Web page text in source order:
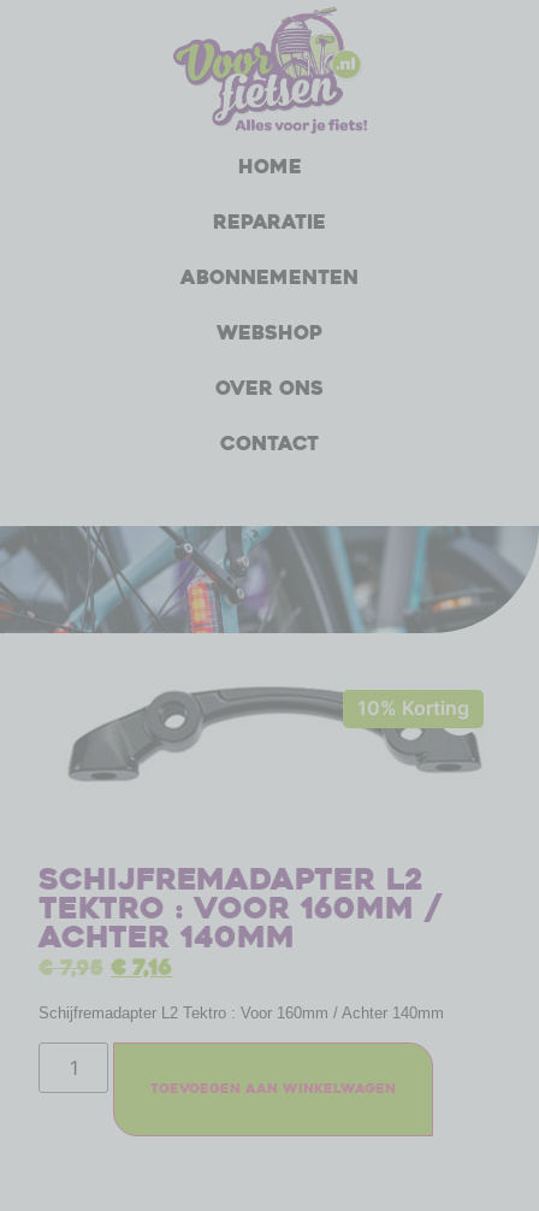
Home
Reparatie
Abonnementen
Webshop
Over ons
Contact
10% Korting
Schijfremadapter L2
Tektro : Voor 160mm /
Achter 140mm
€7,95 €7,16
Schijfremadapter L2 Tektro : Voor 160mm / Achter 140mm
Toevoegen aan winkelwagen